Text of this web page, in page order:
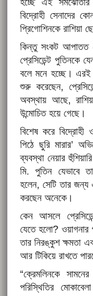
বিদ্রোহী সেনাদের
প্রিগোশিনকে রাশিয়া
কিন্তু সংকট আপাতত
প্রেসিডেন্ট পুতিনকে
বলে মনে হচ্ছে।
শুরু করেছেন,
অবস্থায় আছে,
উন্মোচিত হয়ে গেছে।
বিশেষ করে বিদ্রোহী
পিঠে ছুরি মারার’
ব্যবস্থা নেয়ার
মি. পুতিন যেভাবে
হলেন, সেটি তার
করছেন অনেকে।
কেন আসলে
যেতে হলো? ওয়াগনার
তার নিরঙ্কুশ ক্ষমতা
আর টিকিয়ে রাখতে
“ক্রেমলিনকে
পরিস্থিতির